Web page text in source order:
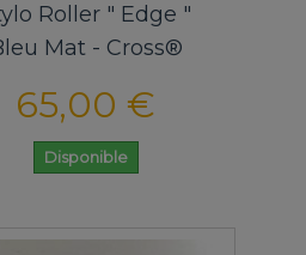
Roller " Edge "
Mat - Cross®
65,00 €
Disponible